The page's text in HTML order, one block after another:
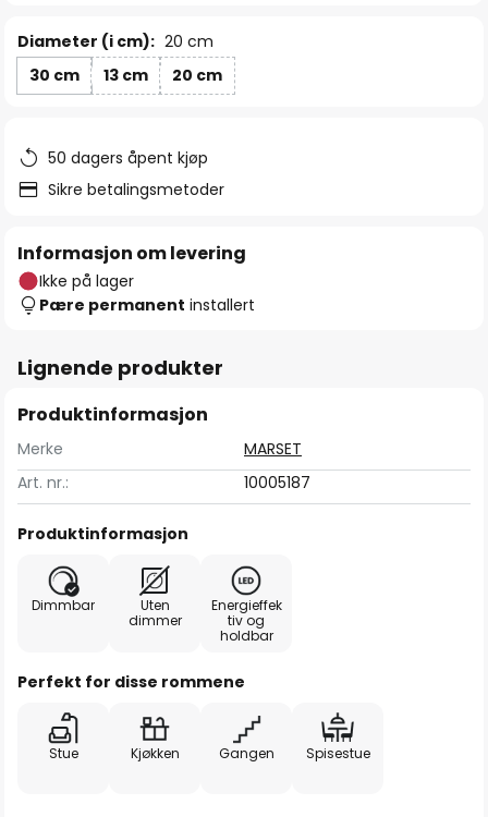
Diameter (i cm): 20 cm
30 cm
13 cm 20 cm
50 dagers åpent kjøp
Sikre betalingsmetoder
Informasjon om levering
Ikke på lager
Pære permanent installert
Lignende produkter
Produktinformasjon
Merke
MARSET
Art. nr.:
10005187
Produktinformasjon
Dimmbar
Uten
dimmer
Energieffek
tiv og
holdbar
Perfekt for disse rommene
Stue Kjøkken Gangen Spisestue